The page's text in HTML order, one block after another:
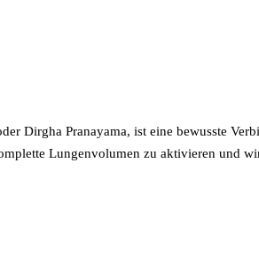
Dirgha Pranayama, ist eine bewusste
Lungenvolumen zu aktivieren und